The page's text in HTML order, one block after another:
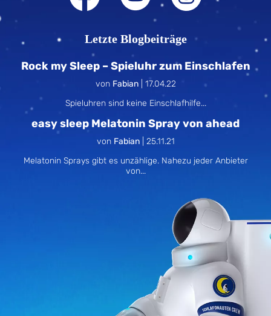
Letzte Blogbeiträge
Rock my Sleep – Spieluhr zum Einschlafen
von Fabian| 17.04.22
Spieluhren sind keine Einschlafhilfe...
easy sleep Melatonin Spray von ahead
von Fabian| 25.11.21
Melatonin Sprays gibt es unzählige. Nahezu jeder Anbieter
von...